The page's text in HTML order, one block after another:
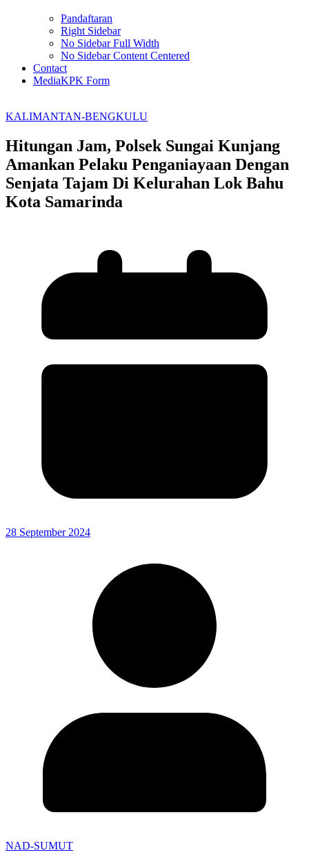
Pandaftaran
Right Sidebar
No Sidebar Full Width
No Sidebar Content Centered
Contact
MediaKPK Form
KALIMANTAN-BENGKULU
Hitungan Jam, Polsek Sungai Kunjang
Amankan Pelaku Penganiayaan Dengan
Senjata Tajam Di Kelurahan Lok Bahu
Kota Samarinda
28 September 2024
NAD-SUMUT